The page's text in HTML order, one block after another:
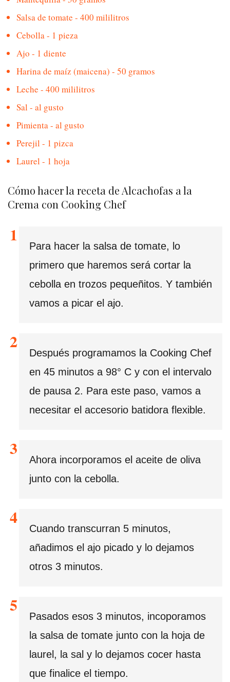
Salsa de tomate - 400 mililitros
Cebolla - 1 pieza
Ajo - 1 diente
Harina de maíz (maicena) - 50 gramos
Leche - 400 mililitros
Sal - al gusto
Pimienta - al gusto
Perejil - 1 pizca
Laurel - 1 hoja
Cómo hacer la receta de Alcachofas a la
Crema con Cooking Chef
Para hacer la salsa de tomate, lo
primero que haremos será cortar la
cebolla en trozos pequeñitos. Y también
vamos a picar el ajo.
Después programamos la Cooking Chef
en 45 minutos a 98° C y con el intervalo
de pausa 2. Para este paso, vamos a
necesitar el accesorio batidora flexible.
Ahora incorporamos el aceite de oliva
junto con la cebolla.
Cuando transcurran 5 minutos,
añadimos el ajo picado y lo dejamos
otros 3 minutos.
Pasados esos 3 minutos, incoporamos
la salsa de tomate junto con la hoja de
laurel, la sal y lo dejamos cocer hasta
que finalice el tiempo.